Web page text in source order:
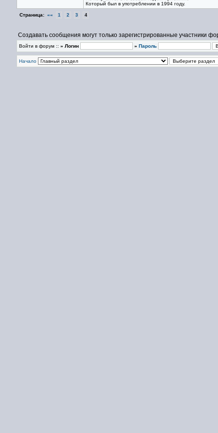
Который был в употреблении в 1994 году.
Страница: «« 1 2 3 4
Создавать сообщения могут только зарегистрированные участники
Войти в форум :: » Логин » Пароль
Начало